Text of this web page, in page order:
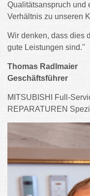
Qualitätsanspruch und
Verhältnis zu unseren
Wir denken, dass dies
gute Leistungen sind."
Thomas Radlmaier
Geschäftsführer
MITSUBISHI Full-
REPARATUREN